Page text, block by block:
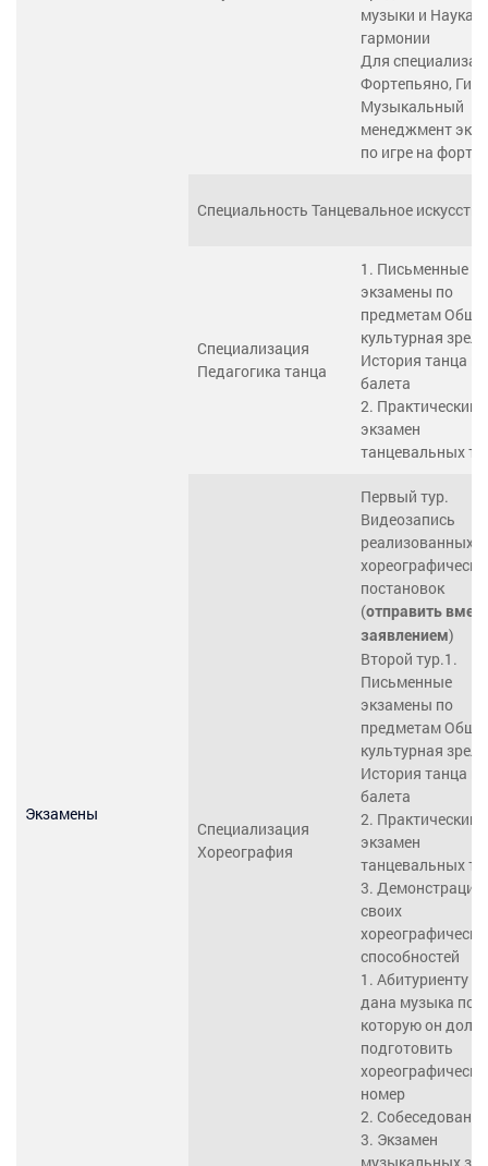
Экзамены
музыки и Наука о
гармонии
Для
Фортепьяно,
Музыкальный
менеджмент
по игре на
Специальность Танцевальное искусство
Специализация
Педагогика танца
1. Письменные
экзамены по
предметам
культурная
История танца и
балета
2. Практический
экзамен
танцевальных
Специализация
Хореография
Первый тур.
Видеозапись
реализованных
постановок
(отправить
заявлением)
Второй тур.1.
Письменные
экзамены по
предметам
культурная
История танца и
балета
2. Практический
экзамен
танцевальных
3. Демонстрация
своих
способностей
1. Абитуриенту
дана музыка под
которую он
подготовить
номер
2. Собеседование
3. Экзамен